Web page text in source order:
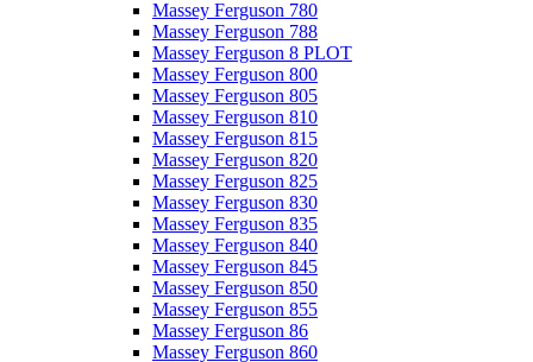
Massey Ferguson 780
Massey Ferguson 788
Massey Ferguson 8 PLOT
Massey Ferguson 800
Massey Ferguson 805
Massey Ferguson 810
Massey Ferguson 815
Massey Ferguson 820
Massey Ferguson 825
Massey Ferguson 830
Massey Ferguson 835
Massey Ferguson 840
Massey Ferguson 845
Massey Ferguson 850
Massey Ferguson 855
Massey Ferguson 86
Massey Ferguson 860